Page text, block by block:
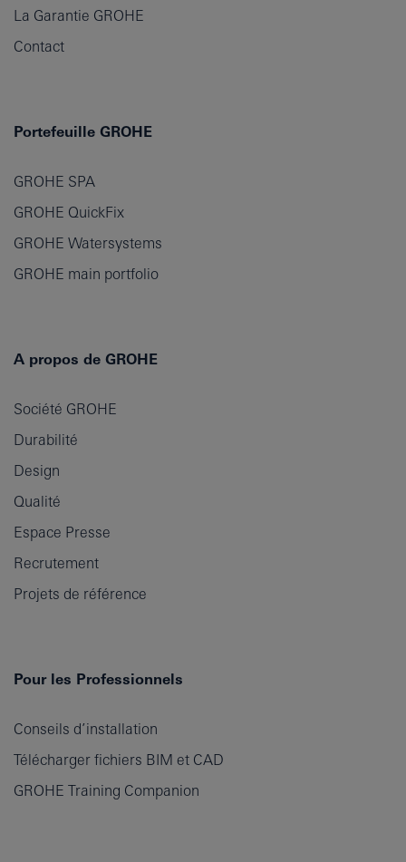
La Garantie GROHE
Contact
Portefeuille GROHE
GROHE SPA
GROHE QuickFix
GROHE Watersystems
GROHE main portfolio
A propos de GROHE
Société GROHE
Durabilité
Design
Qualité
Espace Presse
Recrutement
Projets de référence
Pour les Professionnels
Conseils d’installation
Télécharger fichiers BIM et CAD
GROHE Training Companion